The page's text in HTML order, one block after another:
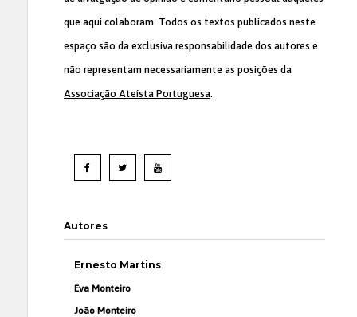
que aqui colaboram. Todos os textos publicados neste
espaço são da exclusiva responsabilidade dos autores e
não representam necessariamente as posições da
Associação Ateísta Portuguesa.
Autores
Ernesto Martins
Eva Monteiro
João Monteiro